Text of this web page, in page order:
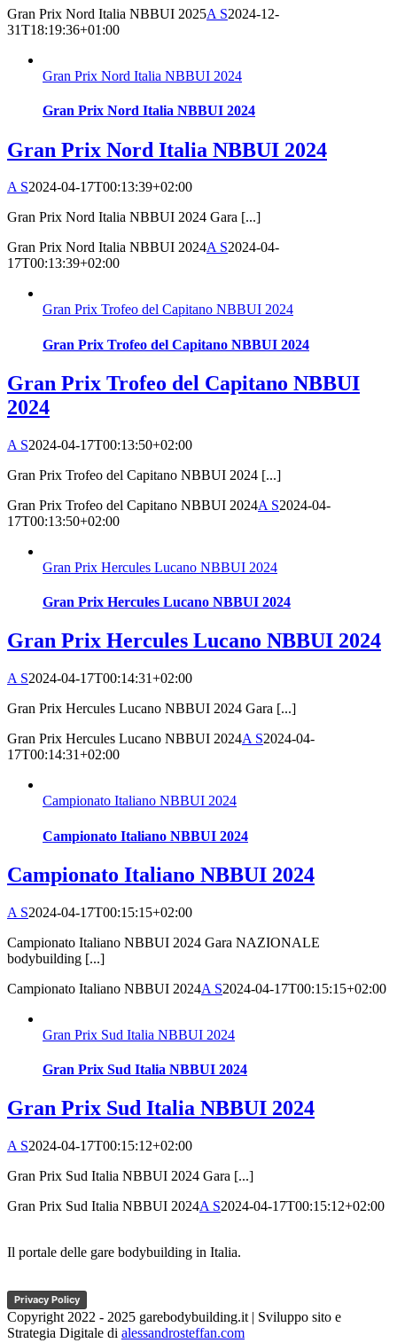
Gran Prix Nord Italia NBBUI 2025A S2024-12-
31T18:19:36+01:00
Gran Prix Nord Italia NBBUI 2024
Gran Prix Nord Italia NBBUI 2024
Gran Prix Nord Italia NBBUI 2024
A S2024-04-17T00:13:39+02:00
Gran Prix Nord Italia NBBUI 2024 Gara [...]
Gran Prix Nord Italia NBBUI 2024A S2024-04-
17T00:13:39+02:00
Gran Prix Trofeo del Capitano NBBUI 2024
Gran Prix Trofeo del Capitano NBBUI 2024
Gran Prix Trofeo del Capitano NBBUI
2024
A S2024-04-17T00:13:50+02:00
Gran Prix Trofeo del Capitano NBBUI 2024 [...]
Gran Prix Trofeo del Capitano NBBUI 2024A S2024-04-
17T00:13:50+02:00
Gran Prix Hercules Lucano NBBUI 2024
Gran Prix Hercules Lucano NBBUI 2024
Gran Prix Hercules Lucano NBBUI 2024
A S2024-04-17T00:14:31+02:00
Gran Prix Hercules Lucano NBBUI 2024 Gara [...]
Gran Prix Hercules Lucano NBBUI 2024A S2024-04-
17T00:14:31+02:00
Campionato Italiano NBBUI 2024
Campionato Italiano NBBUI 2024
Campionato Italiano NBBUI 2024
A S2024-04-17T00:15:15+02:00
Campionato Italiano NBBUI 2024 Gara NAZIONALE
bodybuilding [...]
Campionato Italiano NBBUI 2024A S2024-04-17T00:15:15+02:00
Gran Prix Sud Italia NBBUI 2024
Gran Prix Sud Italia NBBUI 2024
Gran Prix Sud Italia NBBUI 2024
A S2024-04-17T00:15:12+02:00
Gran Prix Sud Italia NBBUI 2024 Gara [...]
Gran Prix Sud Italia NBBUI 2024A S2024-04-17T00:15:12+02:00
Il portale delle gare bodybuilding in Italia.
Privacy Policy
Copyright 2022 - 2025 garebodybuilding.it | Sviluppo sito e
Strategia Digitale di alessandrosteffan.com